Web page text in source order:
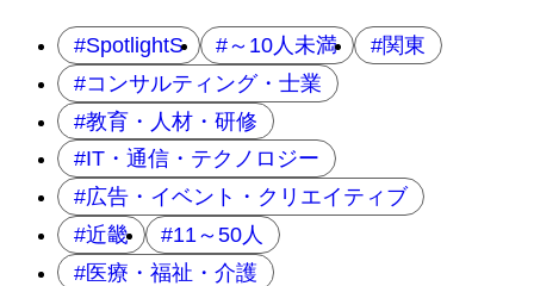
SpotlightS ～10人未満
関東
コンサルティング・士業
教育・人材・研修
IT・通信・テクノロジー
広告・イベント・クリエイティブ
近畿
11～50人
医療・福祉・介護